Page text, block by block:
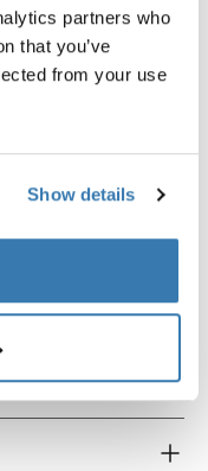
partners who
that you’ve
from your use
Show details
View Blocker G2 Front
och solskydd för front